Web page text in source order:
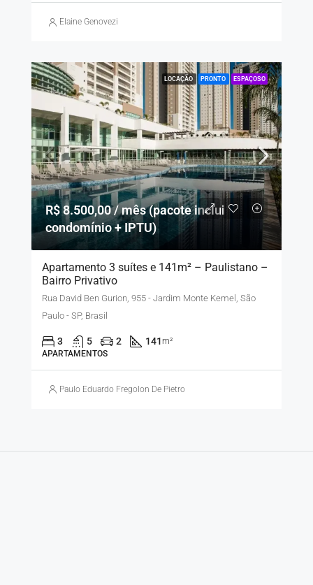
Elaine Genovezi
LOCAÇÃO PRONTO ESPAÇOSO
R$ 8.500,00 / mês (pacote inclui
condomínio + IPTU)
Apartamento 3 suítes e 141m² – Paulistano –
Bairro Privativo
Rua David Ben Gurion, 955 - Jardim Monte Kemel, São
Paulo - SP, Brasil
3 5 2 141m²
APARTAMENTOS
Paulo Eduardo Fregolon De Pietro